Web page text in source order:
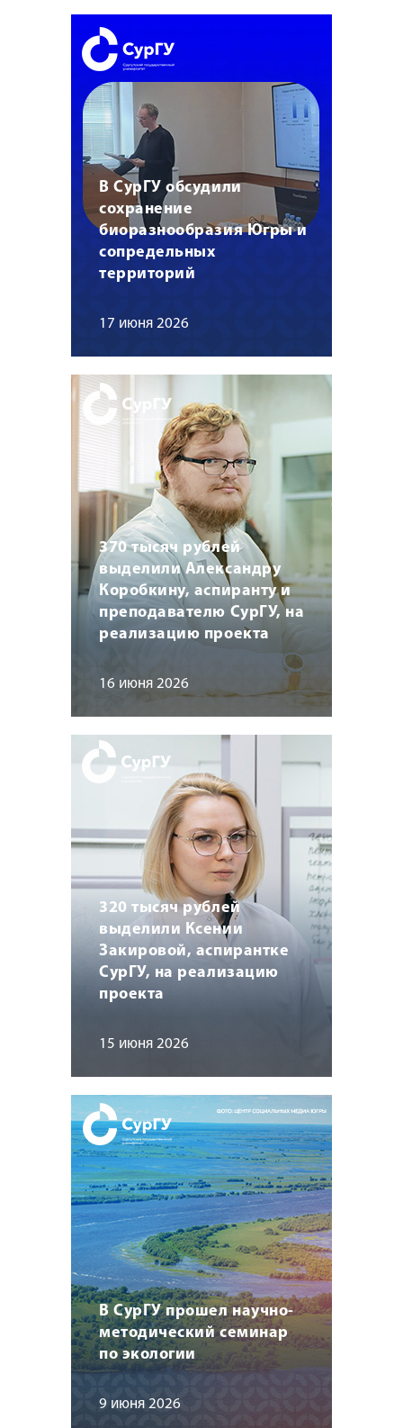
В СурГУ обсудили
сохранение
биоразнообразия Югры и
сопредельных
территорий
17 июня 2026
370 тысяч рублей
выделили Александру
Коробкину, аспиранту и
преподавателю СурГУ, на
реализацию проекта
16 июня 2026
320 тысяч рублей
выделили Ксении
Закировой, аспирантке
СурГУ, на реализацию
проекта
15 июня 2026
В СурГУ прошел научно-
методический семинар
по экологии
9 июня 2026